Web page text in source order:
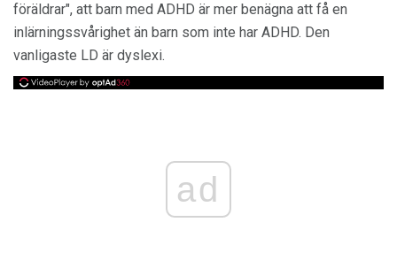
föräldrar", att barn med ADHD är mer benägna att få en
inlärningssvårighet än barn som inte har ADHD. Den
vanligaste LD är dyslexi.
ad